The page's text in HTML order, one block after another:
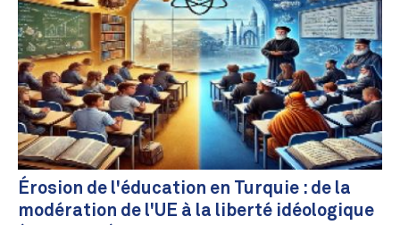
Érosion de l'éducation en Turquie : de la
modération de l'UE à la liberté idéologique